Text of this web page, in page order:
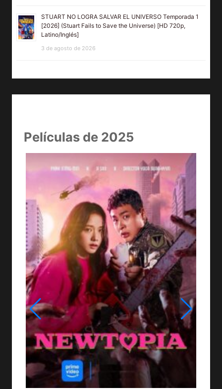
STUART NO LOGRA SALVAR EL UNIVERSO Temporada 1
[2026] (Stuart Fails to Save the Universe) [HD 720p,
Latino/Inglés]
3 de agosto de 2026
Películas de 2025